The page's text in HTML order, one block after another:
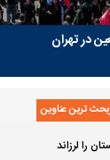
در تهران
ترین عناوین
را لرزاند